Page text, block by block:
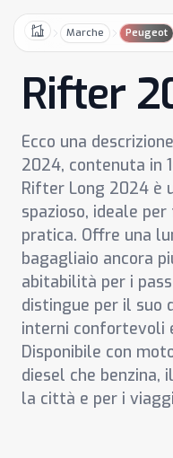
HomeMarche Peugeot
Rifter
Ecco una
2024, contenuta in
Rifter Long 2024 è
spazioso, ideale
pratica. Offre una
bagagliaio ancora
abitabilità per i
distingue per il suo
interni confortevoli
Disponibile con
diesel che
la città e per i